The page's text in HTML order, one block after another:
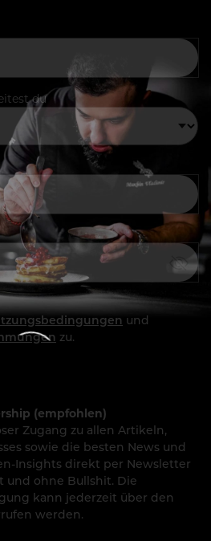
du
und
zu.
(empfohlen)
Zugang zu allen Artikeln,
sowie die besten News und
Insights direkt per Newsletter
und ohne Bullshit. Die
kann jederzeit über den
werden.